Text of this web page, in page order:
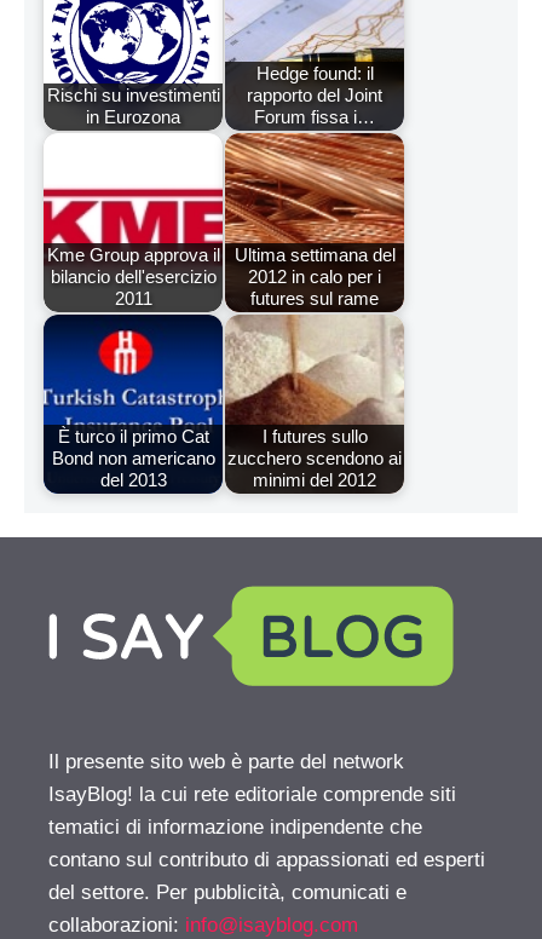
Rischi su investimenti
in Eurozona
Hedge found: il
rapporto del Joint
Forum fissa i…
Kme Group approva il
bilancio dell'esercizio
2011
Ultima settimana del
2012 in calo per i
futures sul rame
È turco il primo Cat
Bond non americano
del 2013
I futures sullo
zucchero scendono ai
minimi del 2012
Il presente sito web è parte del network
IsayBlog! la cui rete editoriale comprende siti
tematici di informazione indipendente che
contano sul contributo di appassionati ed esperti
del settore. Per pubblicità, comunicati e
collaborazioni: info@isayblog.com